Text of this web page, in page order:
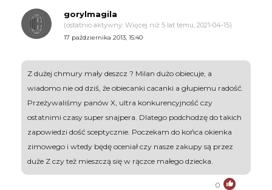
gorylmagila
(ostatnio aktywny: Więcej niż 5 lat temu, 2021-04-15)
17 października 2013, 15:40
Z dużej chmury mały deszcz ? Milan dużo obiecuje, a
wiadomo nie od dziś, że obiecanki cacanki a głupiemu radość.
Przeżywaliśmy panów X, ultra konkurencyjność czy
ostatnimi czasy super snajpera. Dlatego podchodzę do takich
zapowiedzi dość sceptycznie. Poczekam do końca okienka
zimowego i wtedy będę oceniał czy nasze zakupy są przez
duże Z czy też mieszczą się w rączce małego dziecka.
0